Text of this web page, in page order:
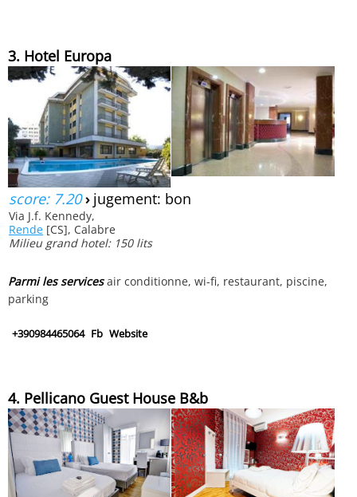
3. Hotel Europa
score: 7.20› jugement: bon
Via J.f. Kennedy,
Rende [CS], Calabre
Milieu grand hotel: 150 lits
Parmi les servicesair conditionne, wi-fi, restaurant, piscine,
parking
+390984465064 Fb Website
4. Pellicano Guest House B&b